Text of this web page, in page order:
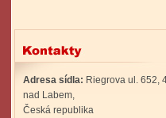
Adresa sídla: Riegrova ul. 652,
nad Labem,
Česká republika